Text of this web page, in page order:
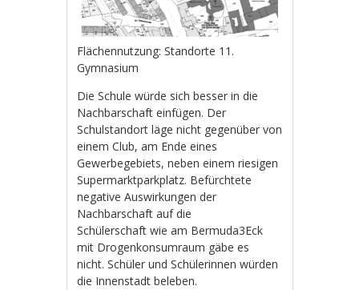
Flächennutzung: Standorte 11.
Gymnasium
Die Schule würde sich besser in die
Nachbarschaft einfügen. Der
Schulstandort läge nicht gegenüber von
einem Club, am Ende eines
Gewerbegebiets, neben einem riesigen
Supermarktparkplatz. Befürchtete
negative Auswirkungen der
Nachbarschaft auf die
Schülerschaft wie am Bermuda3Eck
mit Drogenkonsumraum gäbe es
nicht. Schüler und Schülerinnen würden
die Innenstadt beleben.